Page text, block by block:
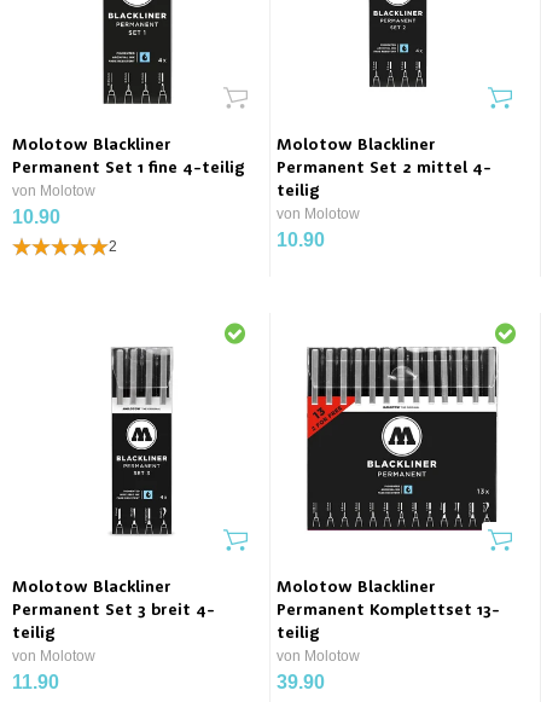
Molotow Blackliner
Permanent Set 1 fine 4-teilig
von Molotow
10.90
2
Molotow Blackliner
Permanent Set 2 mittel 4-
teilig
von Molotow
10.90
Molotow Blackliner
Permanent Set 3 breit 4-
teilig
von Molotow
11.90
Molotow Blackliner
Permanent Komplettset 13-
teilig
von Molotow
39.90